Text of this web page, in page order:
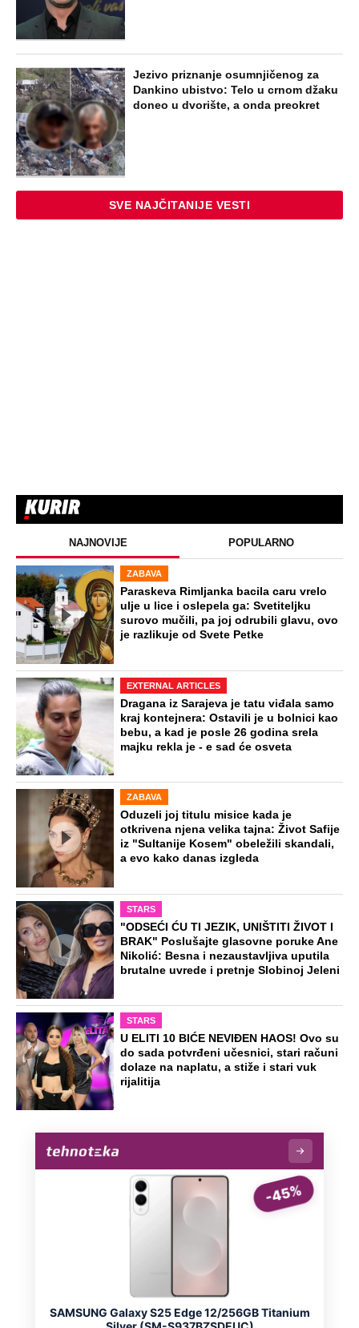
Jezivo priznanje osumnjičenog za
Dankino ubistvo: Telo u crnom džaku
doneo u dvorište, a onda preokret
SVE NAJČITANIJE VESTI
NAJNOVIJE POPULARNO
ZABAVA
Paraskeva Rimljanka bacila caru vrelo
ulje u lice i oslepela ga: Svetiteljku
surovo mučili, pa joj odrubili glavu, ovo
je razlikuje od Svete Petke
EXTERNAL ARTICLES
Dragana iz Sarajeva je tatu viđala samo
kraj kontejnera: Ostavili je u bolnici kao
bebu, a kad je posle 26 godina srela
majku rekla je - e sad će osveta
ZABAVA
Oduzeli joj titulu misice kada je
otkrivena njena velika tajna: Život Safije
iz "Sultanije Kosem" obeležili skandali,
a evo kako danas izgleda
STARS
"ODSEĆI ĆU TI JEZIK, UNIŠTITI ŽIVOT I
BRAK" Poslušajte glasovne poruke Ane
Nikolić: Besna i nezaustavljiva uputila
brutalne uvrede i pretnje Slobinoj Jeleni
STARS
U ELITI 10 BIĆE NEVIĐEN HAOS! Ovo su
do sada potvrđeni učesnici, stari računi
dolaze na naplatu, a stiže i stari vuk
rijalitija